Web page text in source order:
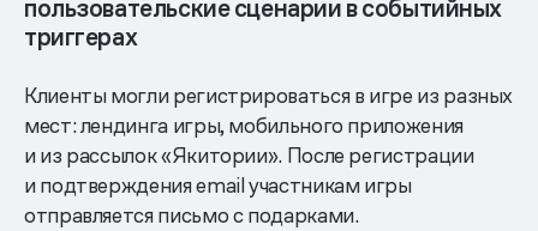
пользовательские сценарии в событийных
триггерах
Клиенты могли регистрироваться в игре из разных
мест: лендинга игры, мобильного приложения
и из рассылок «Якитории». После регистрации
и подтверждения email участникам игры
отправляется письмо с подарками.